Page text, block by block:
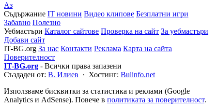
Аз
Съдържание IT новини Видео клипове Безплатни игри
Забавно Полезно
Уебмастъри Каталог сайтове Проверка на сайт За уебмастъри
Добави сайт
IT-BG.org За нас Контакти Реклама Карта на сайта
Поверителност
IT-BG.org - Всички права запазени
Създаден от: В. Илиев · Хостинг: Bulinfo.net
Използваме бисквитки за статистика и реклами (Google
Analytics и AdSense). Повече в политиката за поверителност.